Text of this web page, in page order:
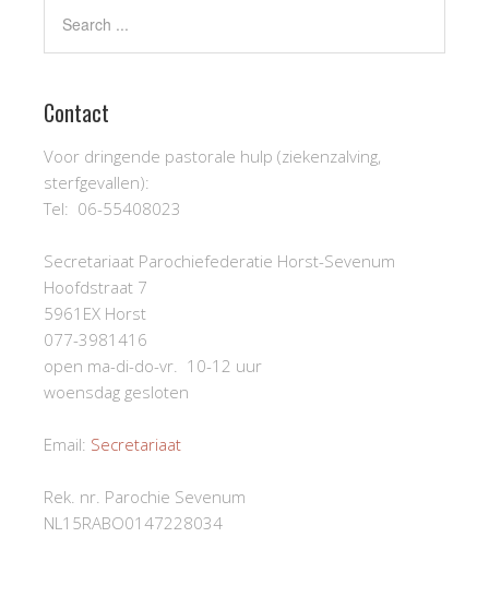
Contact
Voor dringende pastorale hulp (ziekenzalving,
sterfgevallen):
Tel: 06-55408023
Secretariaat Parochiefederatie Horst-Sevenum
Hoofdstraat 7
5961EX Horst
077-3981416
open ma-di-do-vr. 10-12 uur
woensdag gesloten
Email: Secretariaat
Rek. nr. Parochie Sevenum
NL15RABO0147228034